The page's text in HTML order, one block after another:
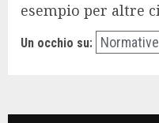
esempio per altre
Un occhio su: